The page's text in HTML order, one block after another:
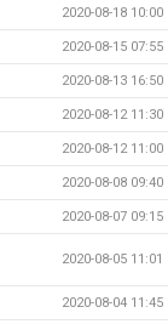
2020-08-18 10:00
2020-08-15 07:55
2020-08-13 16:50
2020-08-12 11:30
2020-08-12 11:00
2020-08-08 09:40
2020-08-07 09:15
2020-08-05 11:01
2020-08-04 11:45